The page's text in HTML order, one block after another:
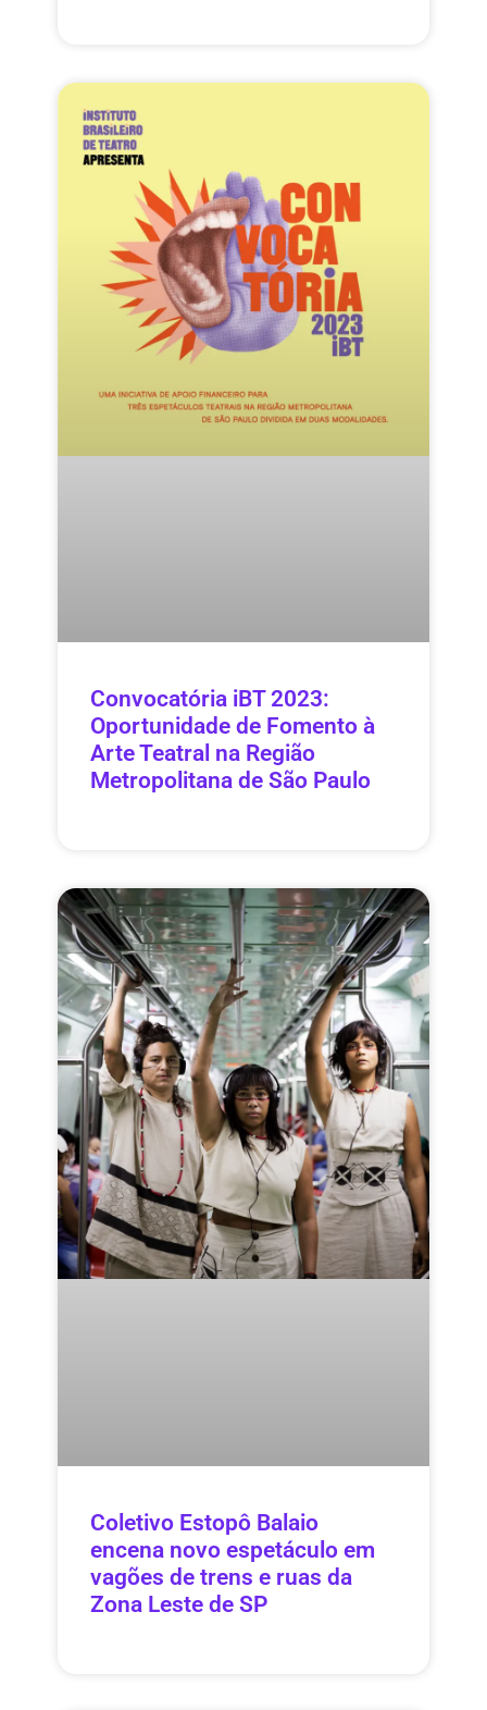
Convocatória iBT 2023:
Oportunidade de Fomento à
Arte Teatral na Região
Metropolitana de São Paulo
Coletivo Estopô Balaio
encena novo espetáculo em
vagões de trens e ruas da
Zona Leste de SP